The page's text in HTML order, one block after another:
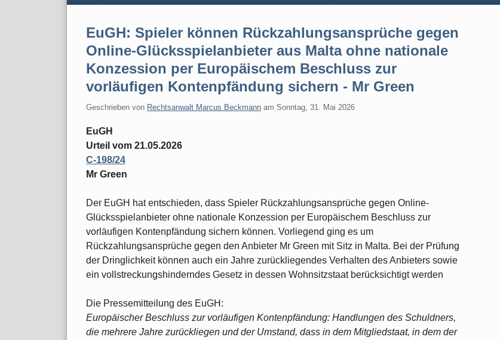
EuGH: Spieler können Rückzahlungsansprüche gegen
Online-Glücksspielanbieter aus Malta ohne nationale
Konzession per Europäischem Beschluss zur
vorläufigen Kontenpfändung sichern - Mr Green
Geschrieben von Rechtsanwalt Marcus Beckmann am Sonntag, 31. Mai 2026
EuGH
Urteil vom 21.05.2026
C-198/24
Mr Green
Der EuGH hat entschieden, dass Spieler Rückzahlungsansprüche gegen Online-
Glücksspielanbieter ohne nationale Konzession per Europäischem Beschluss zur
vorläufigen Kontenpfändung sichern können. Vorliegend ging es um
Rückzahlungsansprüche gegen den Anbieter Mr Green mit Sitz in Malta. Bei der Prüfung
der Dringlichkeit können auch ein Jahre zurückliegendes Verhalten des Anbieters sowie
ein vollstreckungshinderndes Gesetz in dessen Wohnsitzstaat berücksichtigt werden
Die Pressemitteilung des EuGH:
Europäischer Beschluss zur vorläufigen Kontenpfändung: Handlungen des Schuldners,
die mehrere Jahre zurückliegen und der Umstand, dass in dem Mitgliedstaat, in dem der